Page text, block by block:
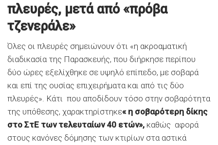
πλευρές, μετά από «πρόβα
τζενεράλε»
Όλες οι πλευρές σημειώνουν ότι «η ακροαματική
διαδικασία της Παρασκευής, που διήρκησε περίπου
δύο ώρες εξελίχθηκε σε υψηλό επίπεδο, με σοβαρά
και επί της ουσίας επιχειρήματα και από τις δύο
πλευρές». Κάτι που αποδίδουν τόσο στην σοβαρότητα
της υπόθεσης, χαρακτηρίστηκε« η σοβαρότερη δίκης
στο ΣτΕ των τελευταίων 40 ετών», καθώς αφορά
στους κανόνες δόμησης των κτιρίων στα αστικά